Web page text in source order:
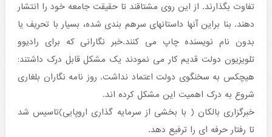
تفاوت بگذارند. از این روی مشتاقند تا حقیقت جامعه خود را انتشار
دهند. بنا براین آنها داستانهای سرهم بندی شده، بسیار با تحریف یا
بدون نام نویسنده چاپ می کنند.خبر نگارانی که برای رادیوو
تلویزیون دولت قدیم کار می نمودند یک مشکل قابل درک داشتند:
هیچکس به سخنگوی دولت اعتماد نداشت. روز نامه نگاران بلغاری
شروع به درک اهمیت این مشکل کرده اند.
خبرگزاری بالکان ( با بخشی از سرمایه گذاری اروپایی)تاسیس شد
تا رفتار حرفه ای را ترفیع دهد.